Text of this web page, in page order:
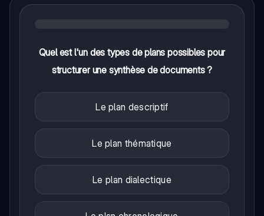
Quel est l'un des types de plans possibles pour
structurer une synthèse de documents ?
Le plan descriptif
Le plan thématique
Le plan dialectique